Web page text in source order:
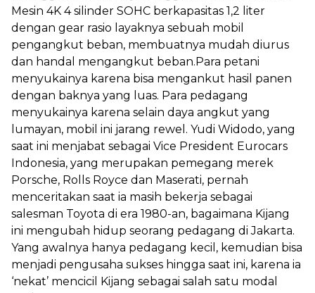
Mesin 4K 4 silinder SOHC berkapasitas 1,2 liter
dengan gear rasio layaknya sebuah mobil
pengangkut beban, membuatnya mudah diurus
dan handal mengangkut beban.Para petani
menyukainya karena bisa mengankut hasil panen
dengan baknya yang luas. Para pedagang
menyukainya karena selain daya angkut yang
lumayan, mobil ini jarang rewel. Yudi Widodo, yang
saat ini menjabat sebagai Vice President Eurocars
Indonesia, yang merupakan pemegang merek
Porsche, Rolls Royce dan Maserati, pernah
menceritakan saat ia masih bekerja sebagai
salesman Toyota di era 1980-an, bagaimana Kijang
ini mengubah hidup seorang pedagang di Jakarta.
Yang awalnya hanya pedagang kecil, kemudian bisa
menjadi pengusaha sukses hingga saat ini, karena ia
‘nekat’ mencicil Kijang sebagai salah satu modal